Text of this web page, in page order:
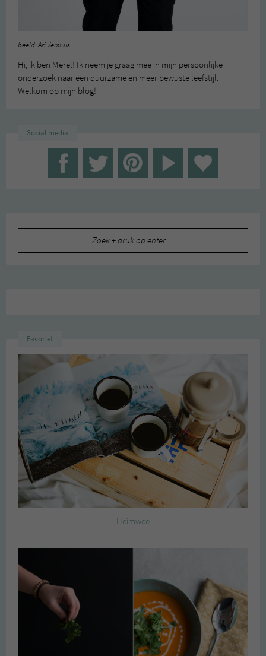
beeld: Ari Versluis
Hi, ik ben Merel! Ik neem je graag mee in mijn persoonlijke
onderzoek naar een duurzame en meer bewuste leefstijl.
Welkom op mijn blog!
Social media
Favoriet
Heimwee